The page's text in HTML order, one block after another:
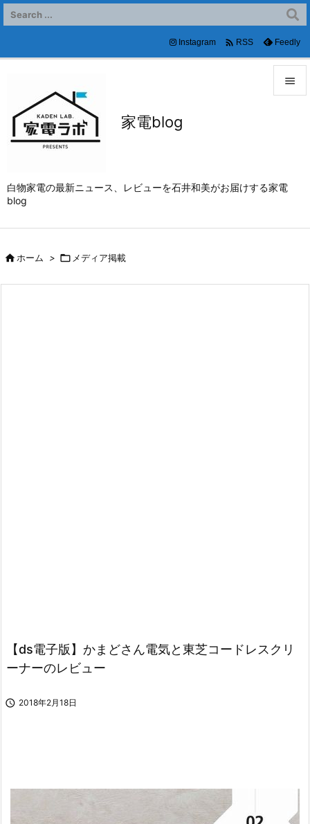
家電blog
白物家電の最新ニュース、レビューを石井和美がお届けする家電
blog


前へ
次へ
Instagram  RSS Feedly
ホーム >  メディア掲載
【ds電子版】かまどさん電気と東芝コードレスクリ
ーナーのレビュー
 2018年2月18日